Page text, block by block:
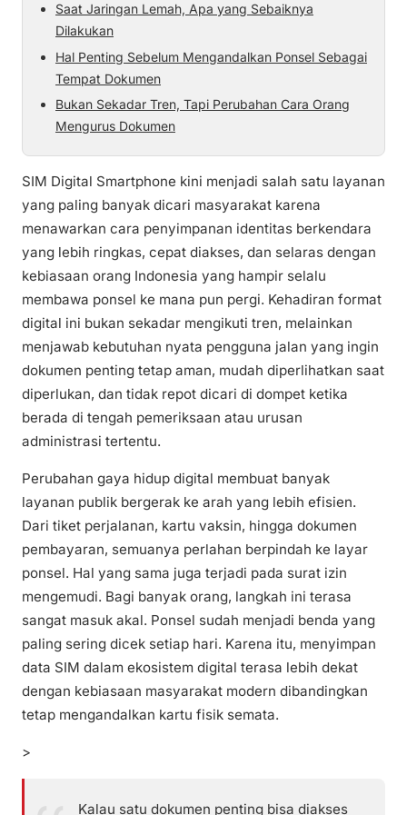
Saat Jaringan Lemah, Apa yang Sebaiknya
Dilakukan
Hal Penting Sebelum Mengandalkan Ponsel Sebagai
Tempat Dokumen
Bukan Sekadar Tren, Tapi Perubahan Cara Orang
Mengurus Dokumen
SIM Digital Smartphone kini menjadi salah satu layanan
yang paling banyak dicari masyarakat karena
menawarkan cara penyimpanan identitas berkendara
yang lebih ringkas, cepat diakses, dan selaras dengan
kebiasaan orang Indonesia yang hampir selalu
membawa ponsel ke mana pun pergi. Kehadiran format
digital ini bukan sekadar mengikuti tren, melainkan
menjawab kebutuhan nyata pengguna jalan yang ingin
dokumen penting tetap aman, mudah diperlihatkan saat
diperlukan, dan tidak repot dicari di dompet ketika
berada di tengah pemeriksaan atau urusan
administrasi tertentu.
Perubahan gaya hidup digital membuat banyak
layanan publik bergerak ke arah yang lebih efisien.
Dari tiket perjalanan, kartu vaksin, hingga dokumen
pembayaran, semuanya perlahan berpindah ke layar
ponsel. Hal yang sama juga terjadi pada surat izin
mengemudi. Bagi banyak orang, langkah ini terasa
sangat masuk akal. Ponsel sudah menjadi benda yang
paling sering dicek setiap hari. Karena itu, menyimpan
data SIM dalam ekosistem digital terasa lebih dekat
dengan kebiasaan masyarakat modern dibandingkan
tetap mengandalkan kartu fisik semata.
>
Kalau satu dokumen penting bisa diakses